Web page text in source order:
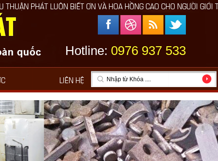
BIẾT ƠN VÀ HOA HỒNG CAO CHO NGƯỜI GIỚI THIỆU
Hotline: 0976 937 533
LIÊN HỆ